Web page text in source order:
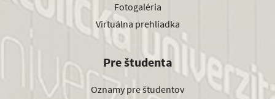
Fotogaléria
Virtuálna prehliadka
Pre študenta
Oznamy pre študentov